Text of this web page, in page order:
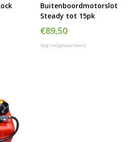
Buitenboordmotorslot
Steady tot 15pk
€89,50
Nog niet gewaardeerd